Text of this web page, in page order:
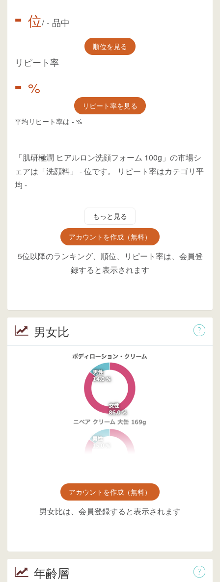
- 位/- 品中
順位を見る
リピート率
- %
リピート率を見る
平均リピート率は - %
「肌研極潤 ヒアルロン洗顔フォーム 100g」の市場シ
ェアは「洗顔料」 -位です。
リピート率はカテゴリ平
均 -
もっと見る
アカウントを作成（無料）
5位以降のランキング、順位、リピート率は、会員登
録すると表示されます
男女比
アカウントを作成（無料）
男女比は、会員登録すると表示されます
年齢層